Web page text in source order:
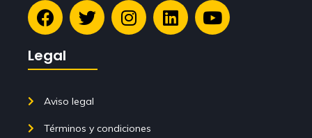
Legal
Aviso legal
Términos y condiciones